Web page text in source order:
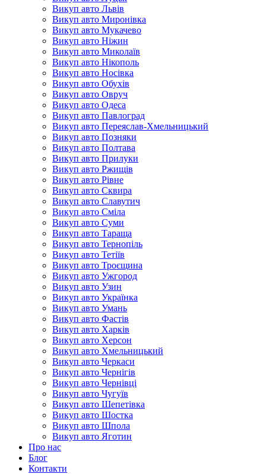
Викуп авто Львів
Викуп авто Миронівка
Викуп авто Мукачево
Викуп авто Ніжин
Викуп авто Миколаїв
Викуп авто Нікополь
Викуп авто Носівка
Викуп авто Обухів
Викуп авто Овруч
Викуп авто Одеса
Викуп авто Павлоград
Викуп авто Переяслав-Хмельницький
Викуп авто Позняки
Викуп авто Полтава
Викуп авто Прилуки
Викуп авто Ржищів
Викуп авто Рівне
Викуп авто Сквира
Викуп авто Славутич
Викуп авто Сміла
Викуп авто Суми
Викуп авто Тараща
Викуп авто Тернопіль
Викуп авто Тетіїв
Викуп авто Троєщина
Викуп авто Ужгород
Викуп авто Узин
Викуп авто Українка
Викуп авто Умань
Викуп авто Фастів
Викуп авто Харків
Викуп авто Херсон
Викуп авто Хмельницький
Викуп авто Черкаси
Викуп авто Чернігів
Викуп авто Чернівці
Викуп авто Чугуїв
Викуп авто Шепетівка
Викуп авто Шостка
Викуп авто Шпола
Викуп авто Яготин
Про нас
Блог
Контакти